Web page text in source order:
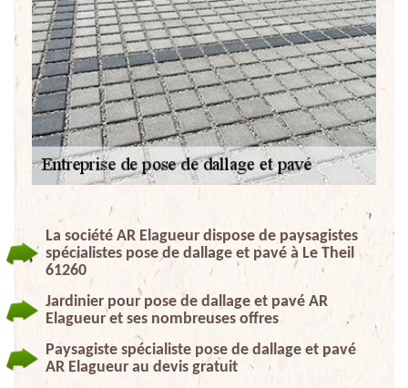
La société AR Elagueur dispose de paysagistes
spécialistes pose de dallage et pavé à Le Theil
61260
Jardinier pour pose de dallage et pavé AR
Elagueur et ses nombreuses offres
Paysagiste spécialiste pose de dallage et pavé
AR Elagueur au devis gratuit